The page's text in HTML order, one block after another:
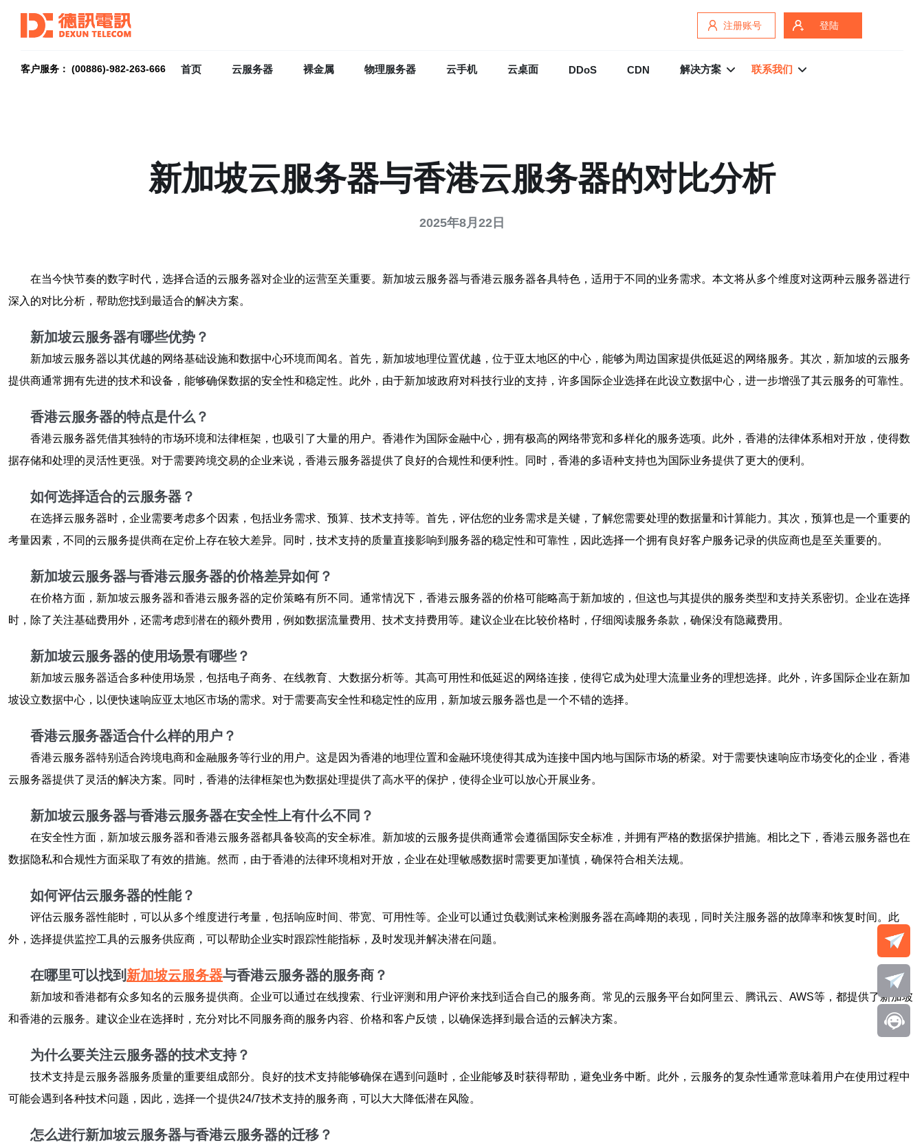
注册账号 登陆
客户服务： (00886)-982-263-666 首页 云服务器 裸金属 物理服务器 云手机 云桌面 DDoS CDN 解决方案 联系我们
新加坡云服务器与香港云服务器的对比分析
2025年8月22日
在当今快节奏的数字时代，选择合适的云服务器对企业的运营至关重要。新加坡云服务器与香港云服务器各具特色，适用于不同的业务需求。本文将从多个维度对这两种云服务器进行
深入的对比分析，帮助您找到最适合的解决方案。
新加坡云服务器有哪些优势？
新加坡云服务器以其优越的网络基础设施和数据中心环境而闻名。首先，新加坡地理位置优越，位于亚太地区的中心，能够为周边国家提供低延迟的网络服务。其次，新加坡的云服务
提供商通常拥有先进的技术和设备，能够确保数据的安全性和稳定性。此外，由于新加坡政府对科技行业的支持，许多国际企业选择在此设立数据中心，进一步增强了其云服务的可靠性。
香港云服务器的特点是什么？
香港云服务器凭借其独特的市场环境和法律框架，也吸引了大量的用户。香港作为国际金融中心，拥有极高的网络带宽和多样化的服务选项。此外，香港的法律体系相对开放，使得数
据存储和处理的灵活性更强。对于需要跨境交易的企业来说，香港云服务器提供了良好的合规性和便利性。同时，香港的多语种支持也为国际业务提供了更大的便利。
如何选择适合的云服务器？
在选择云服务器时，企业需要考虑多个因素，包括业务需求、预算、技术支持等。首先，评估您的业务需求是关键，了解您需要处理的数据量和计算能力。其次，预算也是一个重要的
考量因素，不同的云服务提供商在定价上存在较大差异。同时，技术支持的质量直接影响到服务器的稳定性和可靠性，因此选择一个拥有良好客户服务记录的供应商也是至关重要的。
新加坡云服务器与香港云服务器的价格差异如何？
在价格方面，新加坡云服务器和香港云服务器的定价策略有所不同。通常情况下，香港云服务器的价格可能略高于新加坡的，但这也与其提供的服务类型和支持关系密切。企业在选择
时，除了关注基础费用外，还需考虑到潜在的额外费用，例如数据流量费用、技术支持费用等。建议企业在比较价格时，仔细阅读服务条款，确保没有隐藏费用。
新加坡云服务器的使用场景有哪些？
新加坡云服务器适合多种使用场景，包括电子商务、在线教育、大数据分析等。其高可用性和低延迟的网络连接，使得它成为处理大流量业务的理想选择。此外，许多国际企业在新加
坡设立数据中心，以便快速响应亚太地区市场的需求。对于需要高安全性和稳定性的应用，新加坡云服务器也是一个不错的选择。
香港云服务器适合什么样的用户？
香港云服务器特别适合跨境电商和金融服务等行业的用户。这是因为香港的地理位置和金融环境使得其成为连接中国内地与国际市场的桥梁。对于需要快速响应市场变化的企业，香港
云服务器提供了灵活的解决方案。同时，香港的法律框架也为数据处理提供了高水平的保护，使得企业可以放心开展业务。
新加坡云服务器与香港云服务器在安全性上有什么不同？
在安全性方面，新加坡云服务器和香港云服务器都具备较高的安全标准。新加坡的云服务提供商通常会遵循国际安全标准，并拥有严格的数据保护措施。相比之下，香港云服务器也在
数据隐私和合规性方面采取了有效的措施。然而，由于香港的法律环境相对开放，企业在处理敏感数据时需要更加谨慎，确保符合相关法规。
如何评估云服务器的性能？
评估云服务器性能时，可以从多个维度进行考量，包括响应时间、带宽、可用性等。企业可以通过负载测试来检测服务器在高峰期的表现，同时关注服务器的故障率和恢复时间。此
外，选择提供监控工具的云服务供应商，可以帮助企业实时跟踪性能指标，及时发现并解决潜在问题。
在哪里可以找到 新加坡云服务器与香港云服务器的服务商？
新加坡和香港都有众多知名的云服务提供商。企业可以通过在线搜索、行业评测和用户评价来找到适合自己的服务商。常见的云服务平台如阿里云、腾讯云、AWS等，都提供了新加坡
和香港的云服务。建议企业在选择时，充分对比不同服务商的服务内容、价格和客户反馈，以确保选择到最合适的云解决方案。
为什么要关注云服务器的技术支持？
技术支持是云服务器服务质量的重要组成部分。良好的技术支持能够确保在遇到问题时，企业能够及时获得帮助，避免业务中断。此外，云服务的复杂性通常意味着用户在使用过程中
可能会遇到各种技术问题，因此，选择一个提供24/7技术支持的服务商，可以大大降低潜在风险。
怎么进行新加坡云服务器与香港云服务器的迁移？